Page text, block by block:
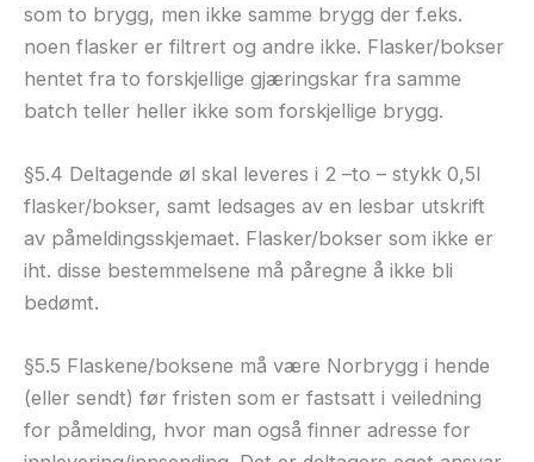
som to brygg, men ikke samme brygg der f.eks.
noen flasker er filtrert og andre ikke. Flasker/bokser
hentet fra to forskjellige gjæringskar fra samme
batch teller heller ikke som forskjellige brygg.
§5.4 Deltagende øl skal leveres i 2 –to – stykk 0,5l
flasker/bokser, samt ledsages av en lesbar utskrift
av påmeldingsskjemaet. Flasker/bokser som ikke er
iht. disse bestemmelsene må påregne å ikke bli
bedømt.
§5.5 Flaskene/boksene må være Norbrygg i hende
(eller sendt) før fristen som er fastsatt i veiledning
for påmelding, hvor man også finner adresse for